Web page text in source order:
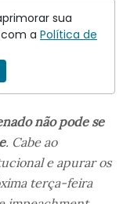
não pode se
. Cabe ao
e apurar os
terça-feira
sua
a Política de